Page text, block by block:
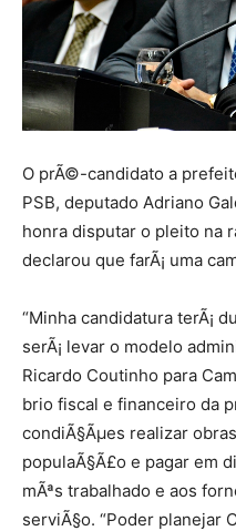
O prÃ©-candidato a
PSB, deputado Adriano
honra disputar o pleito na
declarou que farÃ¡ uma
“Minha candidatura terÃ¡
serÃ¡ levar o modelo
Ricardo Coutinho para
brio fiscal e financeiro da
condiÃ§Ãµes realizar
populaÃ§Ã£o e pagar em
mÃªs trabalhado e aos
serviÃ§o. “Poder planejar